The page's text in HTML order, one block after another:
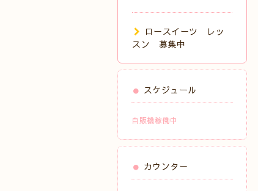
ロースイーツ レッ
スン 募集中
スケジュール
自販機稼働中
カウンター